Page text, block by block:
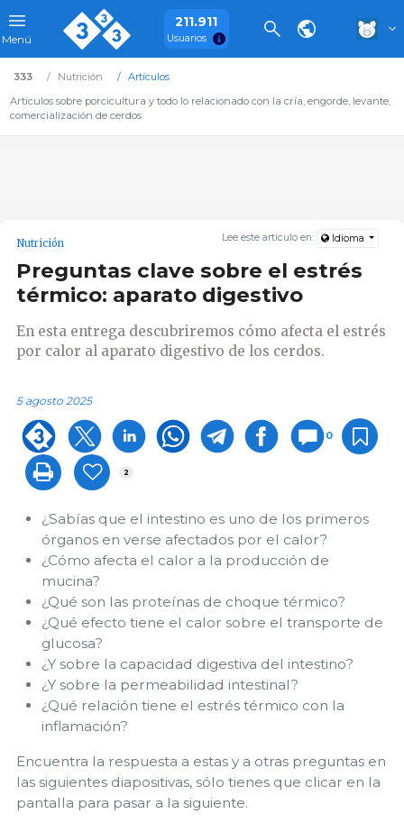
Menú
211.911
Usuarios
333 Nutrición
Artículos
Artículos sobre porcicultura y todo lo relacionado con la cría, engorde, levante,
comercialización de cerdos
Lee este artículo en: Idioma
Nutrición
Preguntas clave sobre el estrés
térmico: aparato digestivo
En esta entrega descubriremos cómo afecta el estrés
por calor al aparato digestivo de los cerdos.
5 agosto 2025
0
2
¿Sabías que el intestino es uno de los primeros
órganos en verse afectados por el calor?
¿Cómo afecta el calor a la producción de
mucina?
¿Qué son las proteínas de choque térmico?
¿Qué efecto tiene el calor sobre el transporte de
glucosa?
¿Y sobre la capacidad digestiva del intestino?
¿Y sobre la permeabilidad intestinal?
¿Qué relación tiene el estrés térmico con la
inflamación?
Encuentra la respuesta a estas y a otras preguntas en
las siguientes diapositivas, sólo tienes que clicar en la
pantalla para pasar a la siguiente.